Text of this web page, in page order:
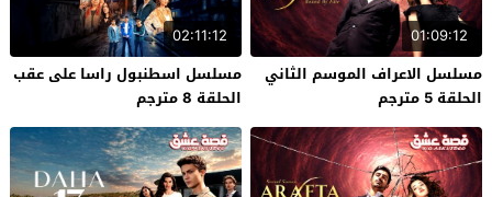
01:09:12
مسلسل الاعراف الموسم الثاني
الحلقة 5 مترجم
02:11:12
مسلسل اسطنبول راسا على عقب
الحلقة 8 مترجم